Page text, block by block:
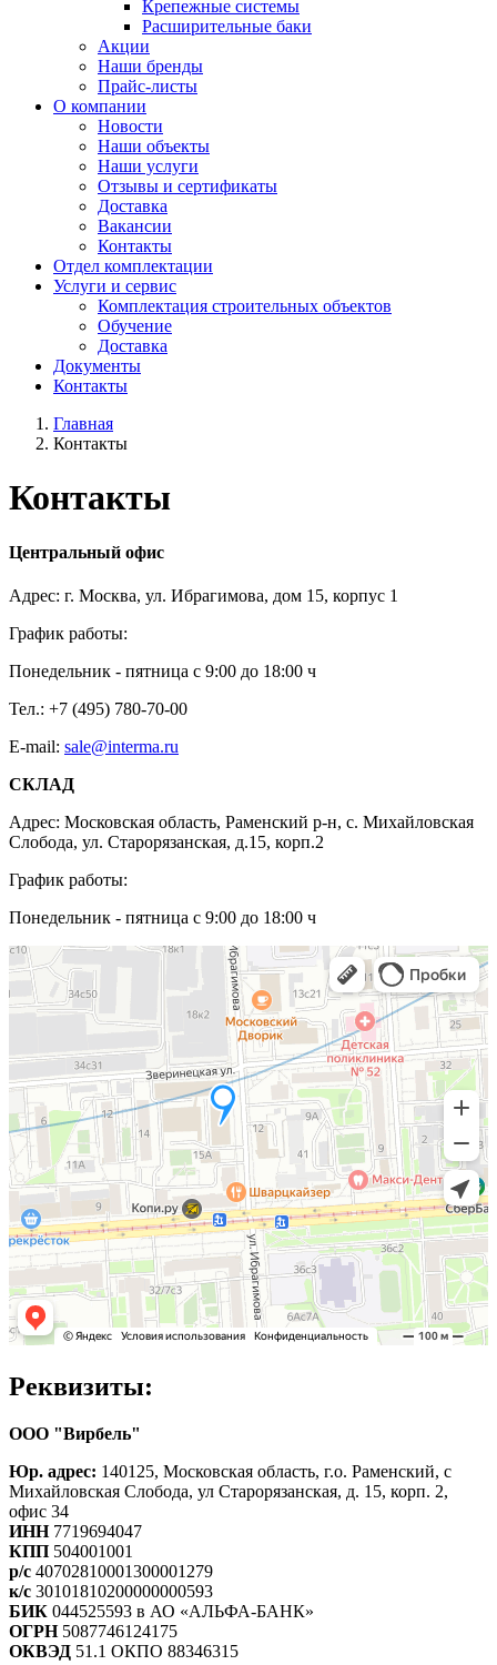
Крепежные системы
Расширительные баки
Акции
Наши бренды
Прайс-листы
О компании
Новости
Наши объекты
Наши услуги
Отзывы и сертификаты
Доставка
Вакансии
Контакты
Отдел комплектации
Услуги и сервис
Комплектация строительных объектов
Обучение
Доставка
Документы
Контакты
Главная
Контакты
Контакты
Центральный офис
Адрес: г. Москва, ул. Ибрагимова, дом 15, корпус 1
График работы:
Понедельник - пятница с 9:00 до 18:00 ч
Тел.: +7 (495) 780-70-00
E-mail: sale@interma.ru
СКЛАД
Адрес: Московская область, Раменский р-н, с. Михайловская
Слобода, ул. Старорязанская, д.15, корп.2
График работы:
Понедельник - пятница с 9:00 до 18:00 ч
Реквизиты:
ООО "Вирбель"
Юр. адрес: 140125, Московская область, г.о. Раменский, с
Михайловская Слобода, ул Старорязанская, д. 15, корп. 2,
офис 34
ИНН7719694047
КПП 504001001
р/с 40702810001300001279
к/с 30101810200000000593
БИК 044525593 в АО «АЛЬФА-БАНК»
ОГРН5087746124175
ОКВЭД 51.1 ОКПО 88346315